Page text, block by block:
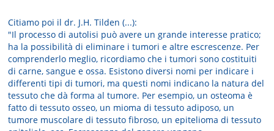
Citiamo poi il dr. J.H. Tilden (...):
"Il processo di autolisi può avere un grande interesse pratico;
ha la possibilità di eliminare i tumori e altre escrescenze. Per
comprenderlo meglio, ricordiamo che i tumori sono costituiti
di carne, sangue e ossa. Esistono diversi nomi per indicare i
differenti tipi di tumori, ma questi nomi indicano la natura del
tessuto che dà forma al tumore. Per esempio, un osteoma è
fatto di tessuto osseo, un mioma di tessuto adiposo, un
tumore muscolare di tessuto fibroso, un epitelioma di tessuto